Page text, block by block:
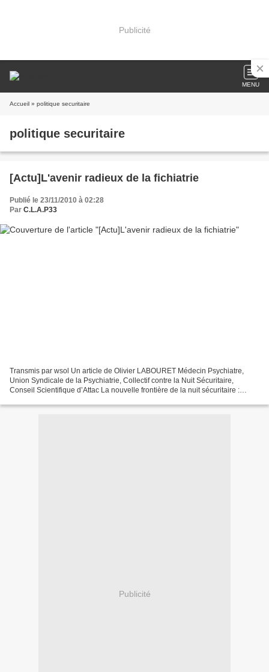
Publicité
MENU
Accueil » politique securitaire
politique securitaire
[Actu]L'avenir radieux de la fichiatrie
Publié le 23/11/2010 à 02:28
Par C.L.A.P33
Transmis par wsol Un article de Olivier LABOURET Médecin Psychiatre,
Union Syndicale de la Psychiatrie, Collectif contre la Nuit Sécuritaire,
Conseil Scientifique d’Attac La nouvelle frontière de la nuit sécuritaire :
Publicité